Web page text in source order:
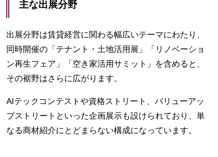
主な出展分野
出展分野は賃貸経営に関わる幅広いテーマにわたり、
同時開催の「テナント・土地活用展」「リノベーショ
ン再生フェア」「空き家活用サミット」を含めると、
その裾野はさらに広がります。
AIテックコンテストや資格ストリート、バリューアッ
プストリートといった企画展示も設けられており、単
なる商材紹介にとどまらない構成になっています。